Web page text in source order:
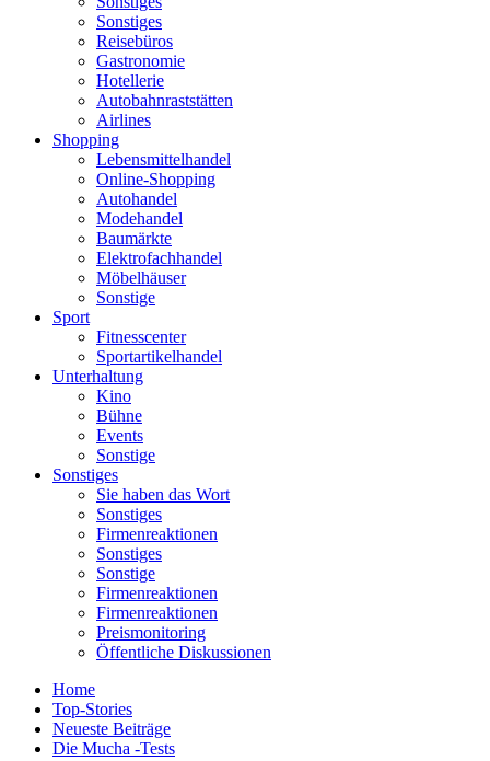
Sonstiges
Reisebüros
Gastronomie
Hotellerie
Autobahnraststätten
Airlines
Shopping
Lebensmittelhandel
Online-Shopping
Autohandel
Modehandel
Baumärkte
Elektrofachhandel
Möbelhäuser
Sonstige
Sport
Fitnesscenter
Sportartikelhandel
Unterhaltung
Kino
Bühne
Events
Sonstige
Sonstiges
Sie haben das Wort
Sonstiges
Firmenreaktionen
Sonstiges
Sonstige
Firmenreaktionen
Firmenreaktionen
Preismonitoring
Öffentliche Diskussionen
Home
Top-Stories
Neueste Beiträge
Die Mucha -Tests